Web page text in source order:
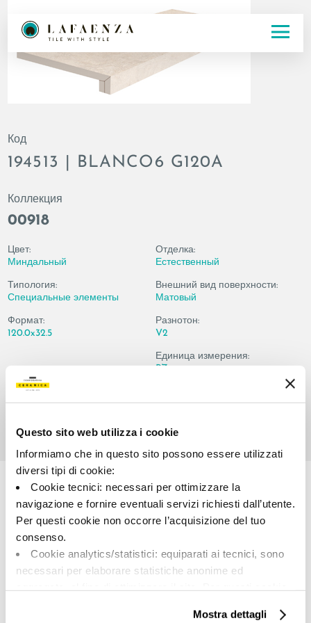
Questo sito web utilizza i cookie
Informiamo che in questo sito possono essere utilizzati
diversi tipi di cookie:
Cookie tecnici: necessari per ottimizzare la
navigazione e fornire eventuali servizi richiesti dall’utente.
Per questi cookie non occorre l’acquisizione del tuo
consenso.
Cookie analytics/statistici: equiparati ai tecnici, sono
necessari per elaborare statistiche anonime ed
Cookie di profilazione/marketing: sono utilizzati, solo
Mostra dettagli
Код
194513 | BLANCO6 G120A
Коллекция
00918
Цвет:
Миндальный
Типология:
Специальные элементы
Формат:
120.0x32.5
Отделка:
Естественный
Внешний вид поверхности:
Матовый
Разнотон:
V2
Единица измерения:
PZ
Share:
Via Vittorio Veneto, 13 - 40026 Imola (BO)